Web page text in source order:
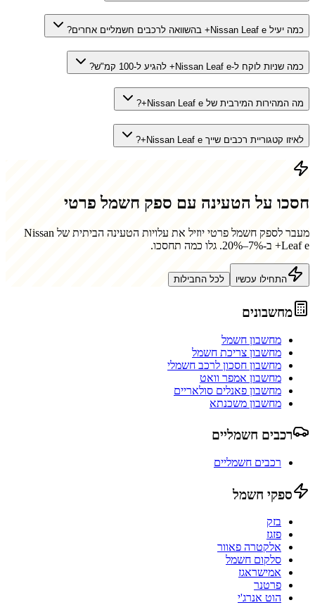
כמה יעיל Nissan Leaf e+ בהשוואה לרכבים חשמליים אחרים?
כמה שניות לוקח ל-Nissan Leaf e+ להגיע ל-100 קמ"ש?
מה המהירות המירבית של Nissan Leaf e+?
לאיזו קטגוריית רכבים שייך Nissan Leaf e+?
חסכו על הטעינה עם ספק חשמל פרטי
מעבר לספק חשמל פרטי יוזיל את עלויות הטעינה הביתית של Nissan
Leaf e+
ב-7%–20%. גלו כמה תחסכו.
התחילו עכשיו לכל החבילות
מחשבונים
מחשבון חשמל
מחשבון צריכת חשמל
מחשבון חסכון לרכב חשמלי
מחשבון אמפר וואט
מחשבון פאנלים סולאריים
מחשבון משכנתא
רכבים חשמליים
רכבים חשמליים
ספקי חשמל
בזק
פזגז
אלקטרה פאוור
סלקום חשמל
אמישראגז
פרטנר
הוט אנרג'י